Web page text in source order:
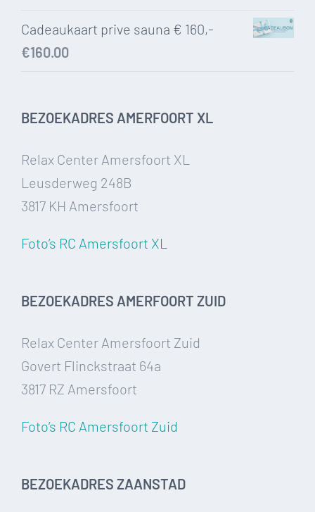
Cadeaukaart prive sauna € 160,-
€160.00
BEZOEKADRES AMERFOORT XL
Relax Center Amersfoort XL
Leusderweg 248B
3817 KH Amersfoort
Foto’s RC Amersfoort XL
BEZOEKADRES AMERFOORT ZUID
Relax Center Amersfoort Zuid
Govert Flinckstraat 64a
3817 RZ Amersfoort
Foto’s RC Amersfoort Zuid
BEZOEKADRES ZAANSTAD